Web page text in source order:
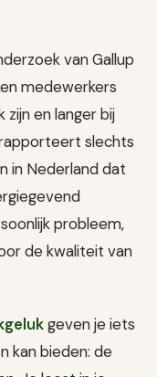
van Gallup
medewerkers
zijn en langer bij
slechts
in Nederland dat
probleem,
de kwaliteit van
geven je iets
kan bieden: de